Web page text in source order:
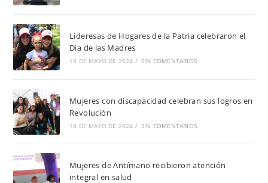
Lideresas de Hogares de la Patria celebraron el
Día de las Madres
18 DE MAYO DE 2024 / SIN COMENTARIOS
Mujeres con discapacidad celebran sus logros en
Revolución
18 DE MAYO DE 2024 / SIN COMENTARIOS
Mujeres de Antímano recibieron atención
integral en salud